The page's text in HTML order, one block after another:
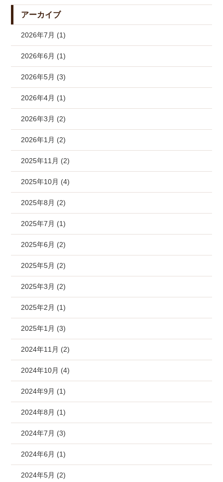
アーカイブ
2026年7月 (1)
2026年6月 (1)
2026年5月 (3)
2026年4月 (1)
2026年3月 (2)
2026年1月 (2)
2025年11月 (2)
2025年10月 (4)
2025年8月 (2)
2025年7月 (1)
2025年6月 (2)
2025年5月 (2)
2025年3月 (2)
2025年2月 (1)
2025年1月 (3)
2024年11月 (2)
2024年10月 (4)
2024年9月 (1)
2024年8月 (1)
2024年7月 (3)
2024年6月 (1)
2024年5月 (2)